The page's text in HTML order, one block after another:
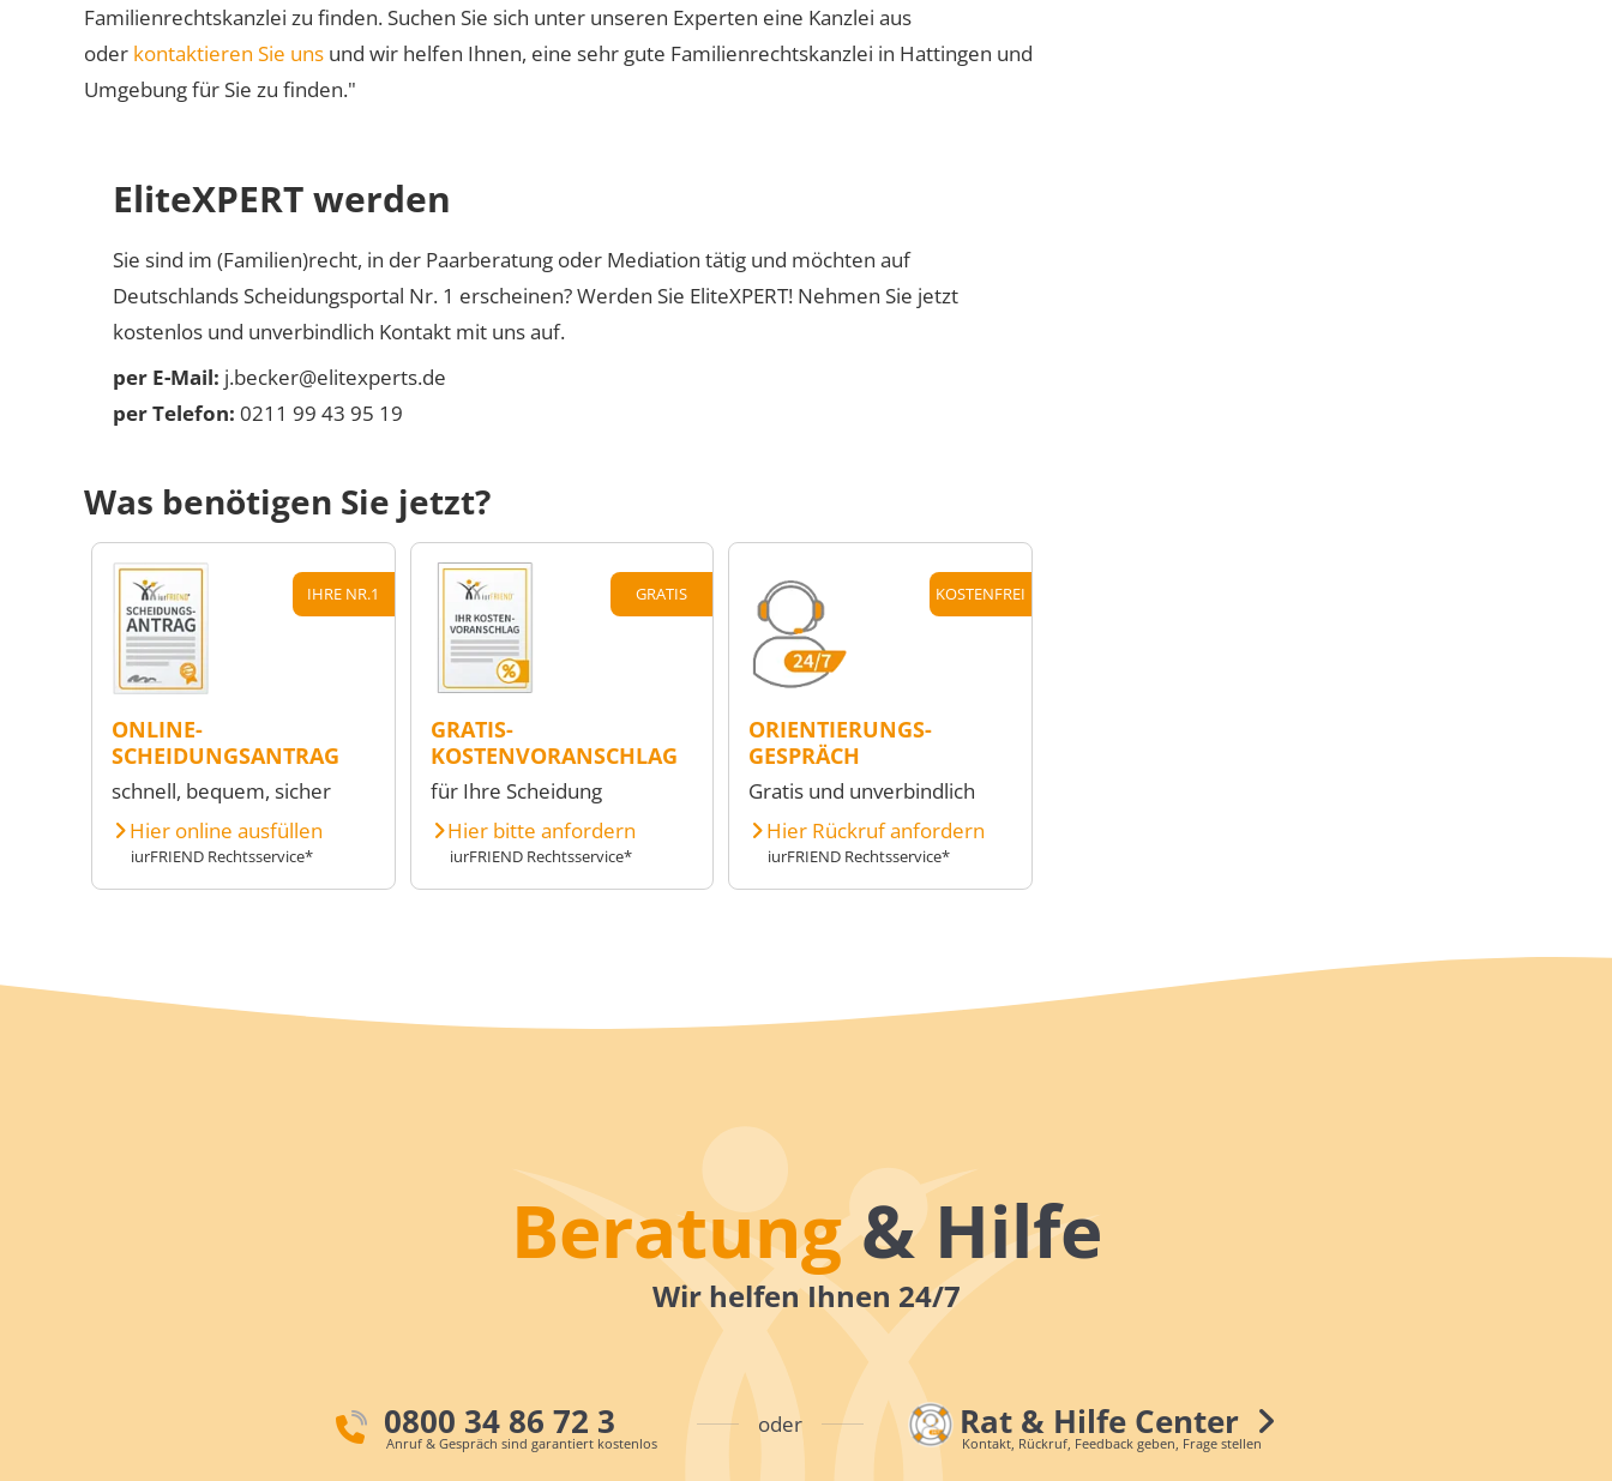
Familienrechtskanzlei zu finden. Suchen Sie sich unter unseren Experten eine Kanzlei aus
oder kontaktieren Sie uns und wir helfen Ihnen, eine sehr gute Familienrechtskanzlei in Hattingen und
Umgebung für Sie zu finden."
EliteXPERT werden
Sie sind im (Familien)recht, in der Paarberatung oder Mediation tätig und möchten auf
Deutschlands Scheidungsportal Nr. 1 erscheinen? Werden Sie EliteXPERT! Nehmen Sie jetzt
kostenlos und unverbindlich Kontakt mit uns auf.
per E-Mail: j.becker@elitexperts.de
per Telefon: 0211 99 43 95 19
Was benötigen Sie jetzt?
IHRE NR.1
ONLINE-
SCHEIDUNGSANTRAG
schnell, bequem, sicher
Hier online ausfüllen
iurFRIEND Rechtsservice*
GRATIS
GRATIS-
KOSTENVORANSCHLAG
für Ihre Scheidung
Hier bitte anfordern
iurFRIEND Rechtsservice*
KOSTENFREI
ORIENTIERUNGS-
GESPRÄCH
Gratis und unverbindlich
Hier Rückruf anfordern
iurFRIEND Rechtsservice*
Beratung& Hilfe
Wir helfen Ihnen 24/7
0800 34 86 72 3
Anruf & Gespräch sind garantiert kostenlos
oder Rat & Hilfe Center
Kontakt, Rückruf, Feedback geben, Frage stellen